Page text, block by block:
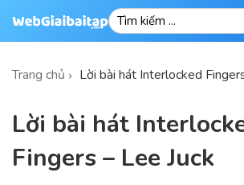
Trang chủ Lời bài hát Interlocked
Lời bài hát
Fingers – Lee Juck